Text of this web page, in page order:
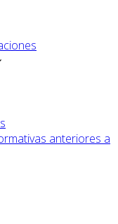
anteriores a